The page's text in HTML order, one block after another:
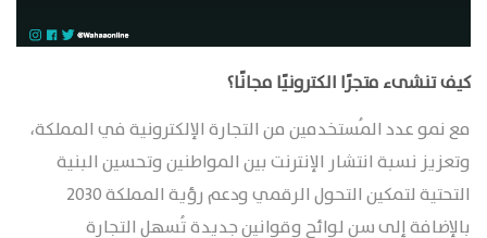
كيف تنشىء متجرًا الكترونيًا مجانًا؟
مع نمو عدد المُستخدمين من التجارة الإلكترونية في المملكة،
وتعزيز نسبة انتشار الإنترنت بين المواطنين وتحسين البنية
التحتية لتمكين التحول الرقمي ودعم رؤية المملكة 2030
بالإضافة إلى سن لوائح وقوانين جديدة تُسهل التجارة